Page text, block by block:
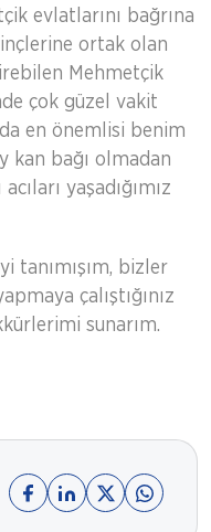
evlatlarını bağrına
ortak olan
Mehmetçik
çok güzel vakit
en önemlisi benim
kan bağı olmadan
yaşadığımız
tanımışım, bizler
çalıştığınız
sunarım.